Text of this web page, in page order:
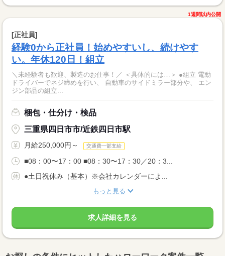
1週間以内公開
[正社員]
経験0から正社員！始めやすいし、続けやす
い。年休120日！組立
＼未経験者も歓迎、製造のお仕事！／ ＜具体的には…＞ ●組立 電動
ドライバーでネジ締めを行い、 自動車のサイドミラー部分や、 エン
ジン部品の組立...
梱包・仕分け・検品
三重県四日市市/近鉄四日市駅
月給250,000円～ 交通費一部支給
■08：00〜17：00 ■08：30〜17：30／20：3...
●土日祝休み（基本）※会社カレンダーによ...
もっと見る
求人詳細を見る